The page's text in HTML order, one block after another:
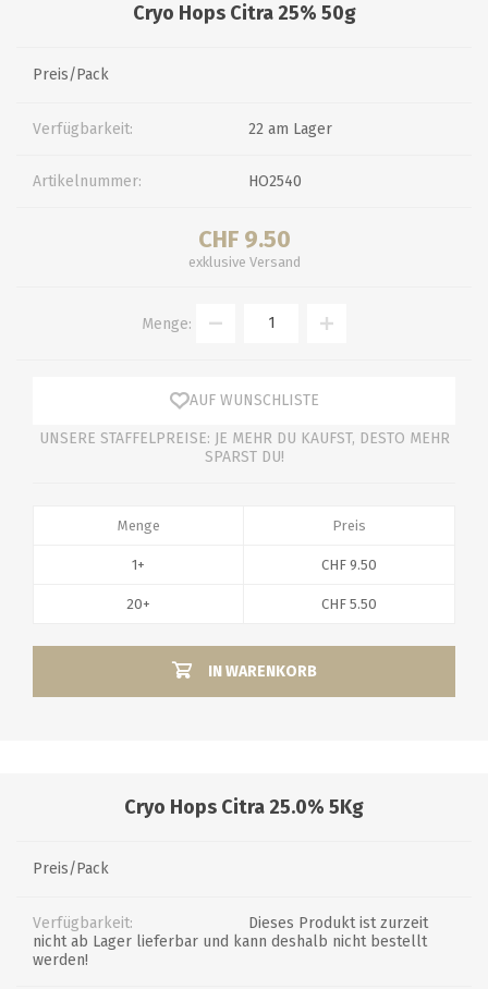
Cryo Hops Citra 25% 50g
Preis/Pack
Verfügbarkeit: 22 am Lager
Artikelnummer: HO2540
CHF 9.50
exklusive Versand
Menge:
AUF WUNSCHLISTE
UNSERE STAFFELPREISE: JE MEHR DU KAUFST, DESTO MEHR
SPARST DU!
Menge
1+
20+
Preis
CHF 9.50
CHF 5.50
IN WARENKORB
Cryo Hops Citra 25.0% 5Kg
Preis/Pack
Verfügbarkeit:
Dieses Produkt ist zurzeit
nicht ab Lager lieferbar und kann deshalb nicht bestellt
werden!